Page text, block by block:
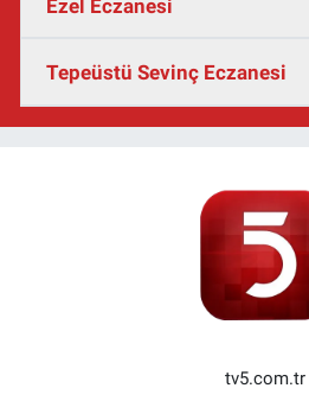
Ezel Eczanesi
Tepeüstü Sevinç Eczanesi
tv5.com.tr